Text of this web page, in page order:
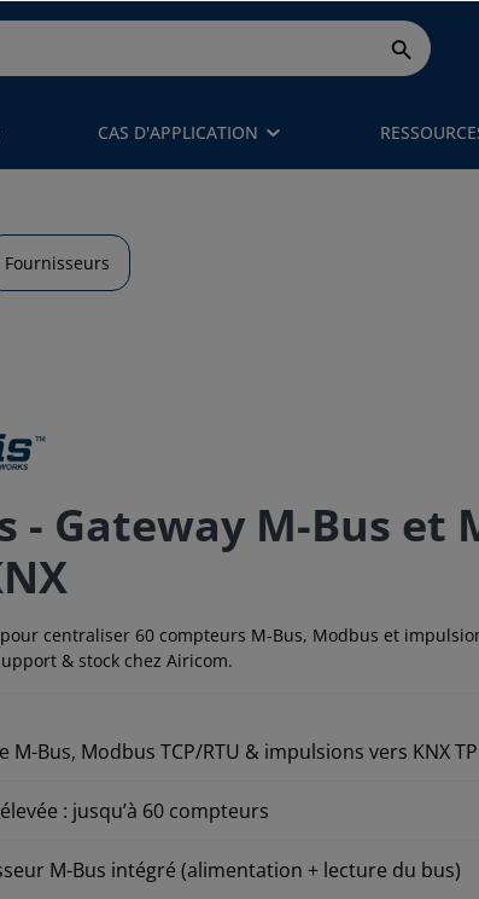
CAS D'APPLICATION
Fournisseurs
- Gateway M-Bus et
centraliser 60 compteurs M-Bus, Modbus et
& stock chez Airicom.
M-Bus, Modbus TCP/RTU & impulsions vers KNX TP
: jusqu’à 60 compteurs
M-Bus intégré (alimentation + lecture du bus)